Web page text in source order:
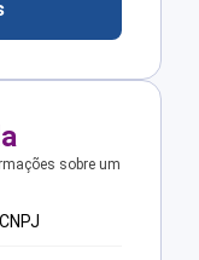
sobre um